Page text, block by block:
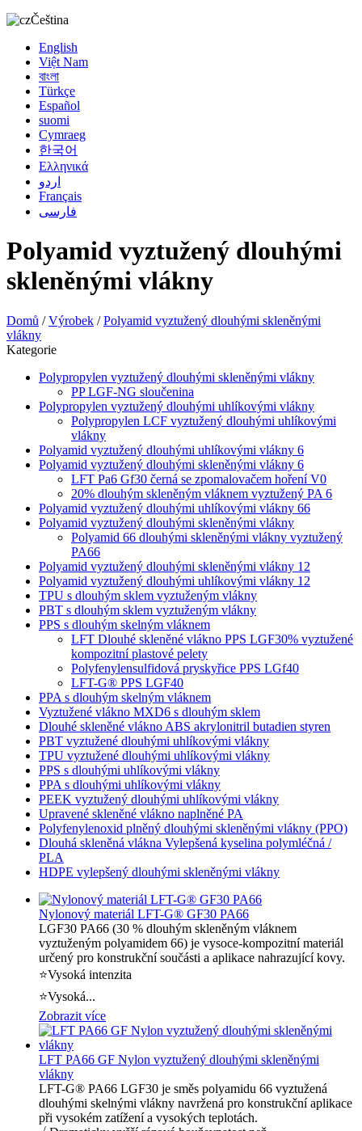
Čeština
English
Việt Nam
বাংলা
Türkçe
Español
suomi
Cymraeg
한국어
Ελληνικά
اردو
Français
فارسی
Polyamid vyztužený dlouhými
skleněnými vlákny
Domů /Výrobek /Polyamid vyztužený dlouhými skleněnými
vlákny
Kategorie
Polypropylen vyztužený dlouhými skleněnými vlákny
PP LGF-NG sloučenina
Polypropylen vyztužený dlouhými uhlíkovými vlákny
Polypropylen LCF vyztužený dlouhými uhlíkovými
vlákny
Polyamid vyztužený dlouhými uhlíkovými vlákny 6
Polyamid vyztužený dlouhými skleněnými vlákny 6
LFT Pa6 Gf30 černá se zpomalovačem hoření V0
20% dlouhým skleněným vláknem vyztužený PA 6
Polyamid vyztužený dlouhými uhlíkovými vlákny 66
Polyamid vyztužený dlouhými skleněnými vlákny
Polyamid 66 dlouhými skleněnými vlákny vyztužený
PA66
Polyamid vyztužený dlouhými skleněnými vlákny 12
Polyamid vyztužený dlouhými uhlíkovými vlákny 12
TPU s dlouhým sklem vyztuženým vlákny
PBT s dlouhým sklem vyztuženým vlákny
PPS s dlouhým skelným vláknem
LFT Dlouhé skleněné vlákno PPS LGF30% vyztužené
kompozitní plastové pelety
Polyfenylensulfidová pryskyřice PPS LGf40
LFT-G® PPS LGF40
PPA s dlouhým skelným vláknem
Vyztužené vlákno MXD6 s dlouhým sklem
Dlouhé skleněné vlákno ABS akrylonitril butadien styren
PBT vyztužené dlouhými uhlíkovými vlákny
TPU vyztužené dlouhými uhlíkovými vlákny
PPS s dlouhými uhlíkovými vlákny
PPA s dlouhými uhlíkovými vlákny
PEEK vyztužený dlouhými uhlíkovými vlákny
Upravené skleněné vlákno naplněné PA
Polyfenylenoxid plněný dlouhými skleněnými vlákny (PPO)
Dlouhá skleněná vlákna Vylepšená kyselina polymléčná /
PLA
HDPE vylepšený dlouhými skleněnými vlákny
Nylonový materiál LFT-G® GF30 PA66
LGF30 PA66 (30 % dlouhým skleněným vláknem
vyztuženým polyamidem 66) je vysoce-kompozitní materiál
určený pro konstrukční součásti a aplikace nahrazující kovy.
⭐Vysoká intenzita
⭐Vysoká...
Zobrazit více
LFT PA66 GF Nylon vyztužený dlouhými skleněnými
vlákny
LFT-G® PA66 LGF30 je směs polyamidu 66 vyztužená
dlouhými skelnými vlákny navržená pro konstrukční aplikace
při vysokém zatížení a vysokých teplotách.